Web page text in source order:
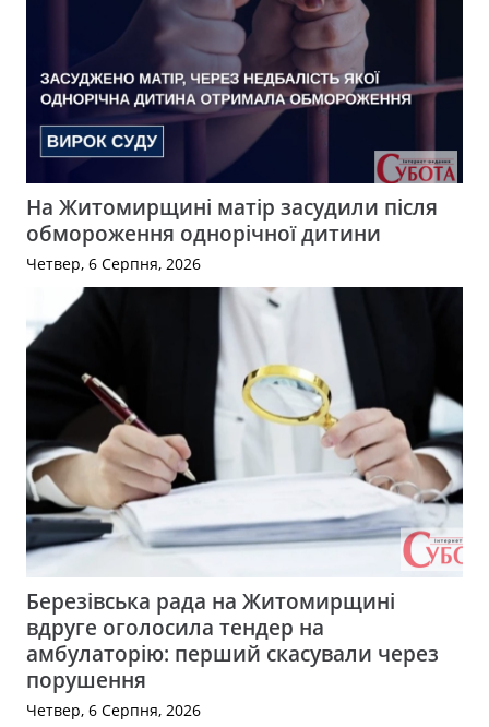
На Житомирщині матір засудили після
обмороження однорічної дитини
Четвер, 6 Серпня, 2026
Березівська рада на Житомирщині
вдруге оголосила тендер на
амбулаторію: перший скасували через
порушення
Четвер, 6 Серпня, 2026